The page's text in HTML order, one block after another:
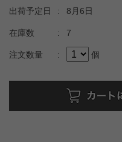
出荷予定日 : 8月6日
在庫数 : 7
注文数量 : 個